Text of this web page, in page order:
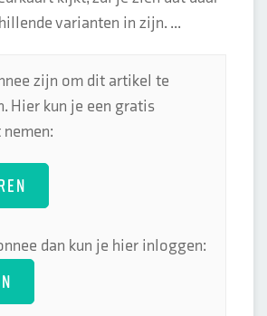
varianten in zijn. ...
zijn om dit artikel te
Hier kun je een gratis
dan kun je hier inloggen: